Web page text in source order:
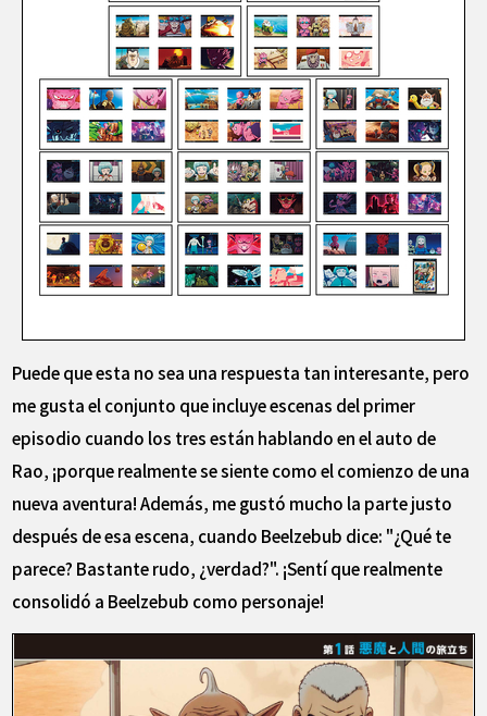
Puede que esta no sea una respuesta tan interesante, pero
me gusta el conjunto que incluye escenas del primer
episodio cuando los tres están hablando en el auto de
Rao, ¡porque realmente se siente como el comienzo de una
nueva aventura! Además, me gustó mucho la parte justo
después de esa escena, cuando Beelzebub dice: "¿Qué te
parece? Bastante rudo, ¿verdad?". ¡Sentí que realmente
consolidó a Beelzebub como personaje!